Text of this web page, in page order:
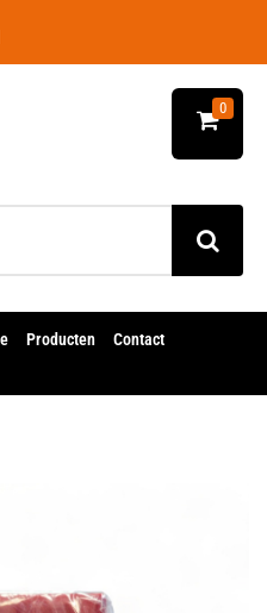
0
Producten Contact